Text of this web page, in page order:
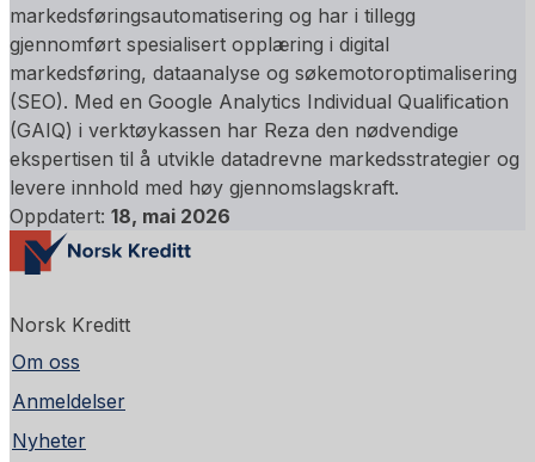
markedsføringsautomatisering og har i tillegg
gjennomført spesialisert opplæring i digital
markedsføring, dataanalyse og søkemotoroptimalisering
(SEO). Med en Google Analytics Individual Qualification
(GAIQ) i verktøykassen har Reza den nødvendige
ekspertisen til å utvikle datadrevne markedsstrategier og
levere innhold med høy gjennomslagskraft.
Oppdatert: 18, mai 2026
Norsk Kreditt
Om oss
Anmeldelser
Nyheter